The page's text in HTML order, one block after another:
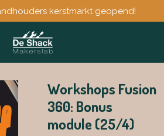
kerstmarkt geopend!
Workshops Fusion
360: Bonus
module (25/4)